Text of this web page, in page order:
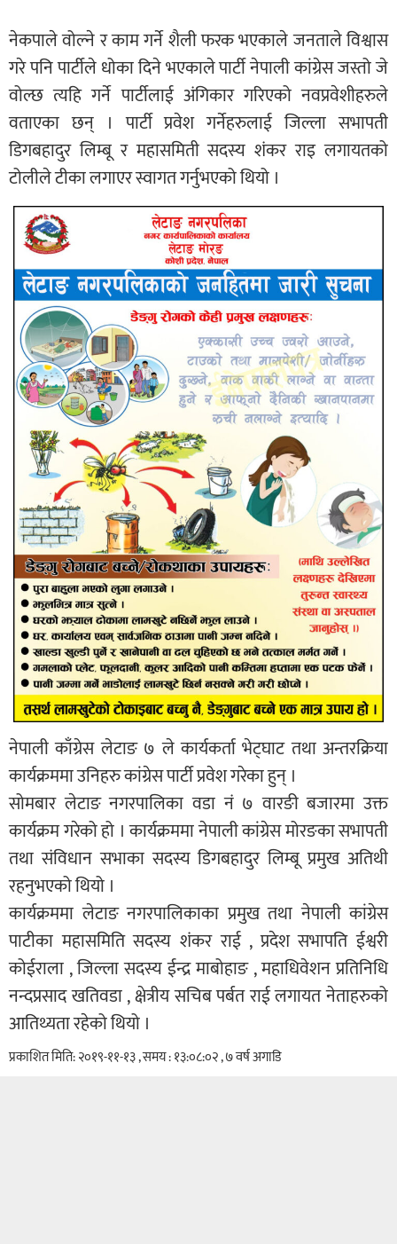
नेकपाले वोल्ने र काम गर्ने शैली फरक भएकाले जनताले विश्वास
गरे पनि पार्टीले धोका दिने भएकाले पार्टी नेपाली कांग्रेस जस्तो जे
वोल्छ त्यहि गर्ने पार्टीलाई अंगिकार गरिएको नवप्रवेशीहरुले
वताएका छन् । पार्टी प्रवेश गर्नेहरुलाई जिल्ला सभापती
डिगबहादुर लिम्बू र महासमिती सदस्य शंकर राइ लगायतको
टोलीले टीका लगाएर स्वागत गर्नुभएको थियो ।
नेपाली काँग्रेस लेटाङ ७ ले कार्यकर्ता भेट्घाट तथा अन्तरक्रिया
कार्यक्रममा उनिहरु कांग्रेस पार्टी प्रवेश गरेका हुन् ।
सोमबार लेटाङ नगरपालिका वडा नं ७ वारङी बजारमा उक्त
कार्यक्रम गरेको हो । कार्यक्रममा नेपाली कांग्रेस मोरङका सभापती
तथा संविधान सभाका सदस्य डिगबहादुर लिम्बू प्रमुख अतिथी
रहनुभएको थियो ।
कार्यक्रममा लेटाङ नगरपालिकाका प्रमुख तथा नेपाली कांग्रेस
पाटीका महासमिति सदस्य शंकर राई , प्रदेश सभापति ईश्वरी
कोईराला , जिल्ला सदस्य ईन्द्र माबोहाङ , महाधिवेशन प्रतिनिधि
नन्दप्रसाद खतिवडा , क्षेत्रीय सचिब पर्बत राई लगायत नेताहरुको
आतिथ्यता रहेको थियो ।
प्रकाशित मिति: २०१९-११-१३ , समय : १३:०८:०२ , ७ वर्ष अगाडि